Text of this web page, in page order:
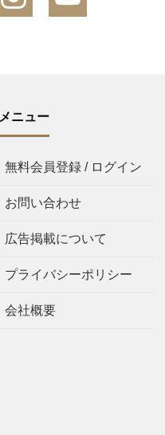
メニュー
無料会員登録 / ログイン
お問い合わせ
広告掲載について
プライバシーポリシー
会社概要